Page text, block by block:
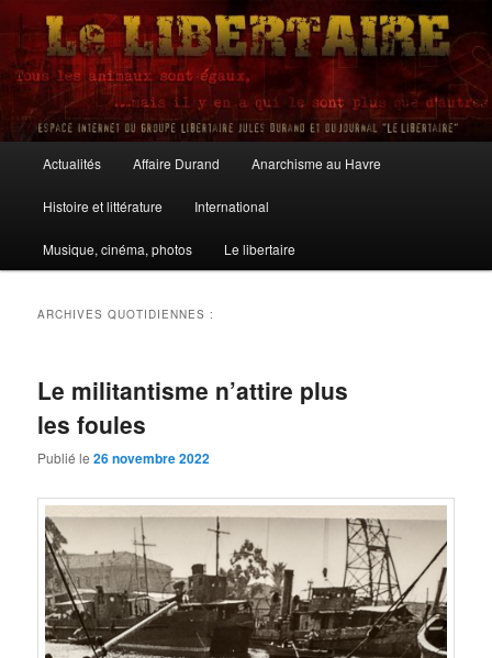
Aller
contenu
principal
Aller
contenu
secondaire
Le Libertaire
principal
Actualités Affaire Durand Anarchisme au Havre
Histoire et littérature International
Musique, cinéma, photos Le libertaire
ARCHIVES QUOTIDIENNES :
Le militantisme n’attire plus
les foules
Publié le26 novembre 2022